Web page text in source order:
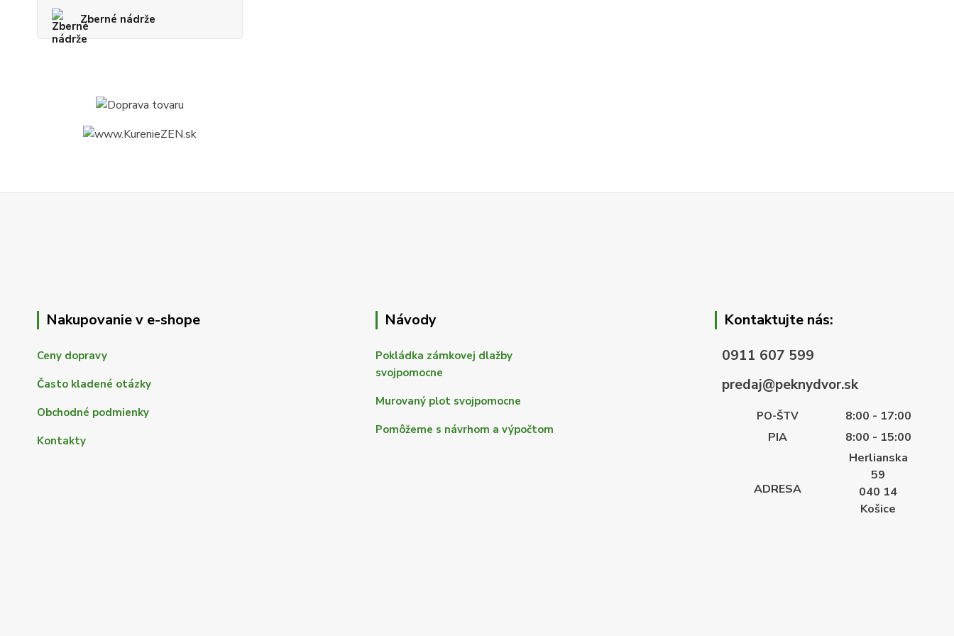
Zberné nádrže
Nakupovanie v e-shope
Ceny dopravy
Často kladené otázky
Obchodné podmienky
Kontakty
Návody
Pokládka zámkovej dlažby
svojpomocne
Murovaný plot svojpomocne
Pomôžeme s návrhom a výpočtom
Kontaktujte nás:
0911 607 599
predaj@peknydvor.sk
PO-ŠTV
8:00 - 17:00
PIA
8:00 - 15:00
ADRESA
Herlianska
59
040 14
Košice